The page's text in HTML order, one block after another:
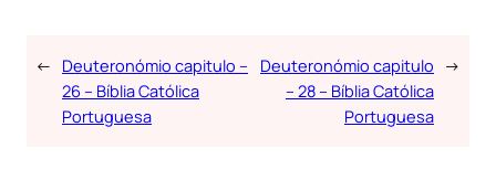
← Deuteronómio capitulo –
26 – Bíblia Católica
Portuguesa
Deuteronómio capitulo
– 28 – Bíblia Católica
Portuguesa
→